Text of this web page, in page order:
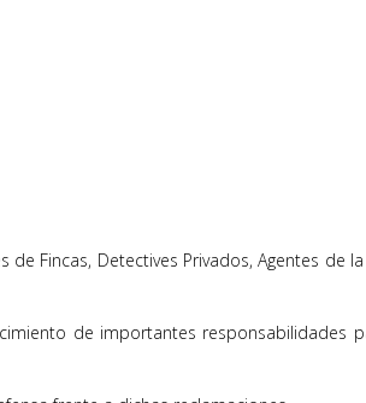
Fincas, Detectives Privados, Agentes de
de importantes responsabilidades